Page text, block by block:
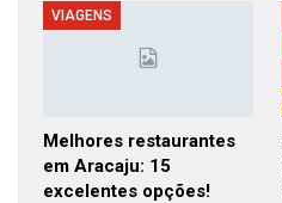
VIAGENS
Melhores restaurantes
em Aracaju: 15
excelentes opções!